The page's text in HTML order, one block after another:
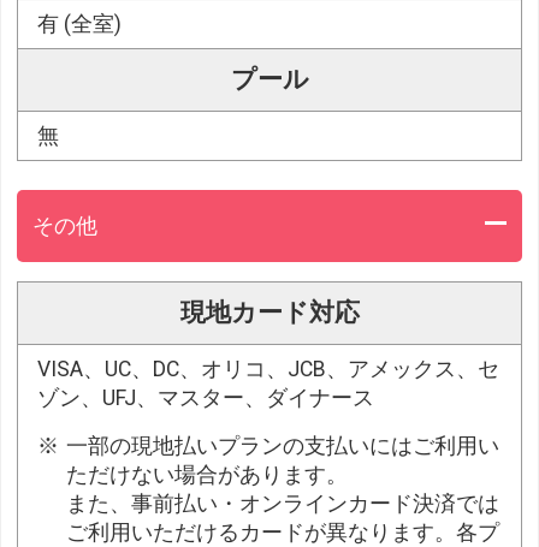
有 (全室)
プール
無
その他
現地カード対応
VISA、UC、DC、オリコ、JCB、アメックス、セ
ゾン、UFJ、マスター、ダイナース
一部の現地払いプランの支払いにはご利用い
ただけない場合があります。
また、事前払い・オンラインカード決済では
ご利用いただけるカードが異なります。各プ